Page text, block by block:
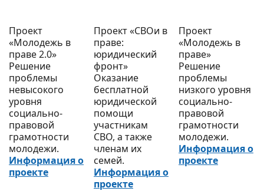
Проект
«Молодежь в
праве 2.0»
Решение
проблемы
невысокого
уровня
социально-
правовой
грамотности
молодежи.
Информация о
проекте
Проект «СВОи в
праве:
юридический
фронт»
Оказание
бесплатной
юридической
помощи
участникам
СВО, а также
членам их
семей.
Информация о
проекте
Проект
«Молодежь в
праве»
Решение
проблемы
низкого уровня
социально-
правовой
грамотности
молодежи.
Информация о
проекте